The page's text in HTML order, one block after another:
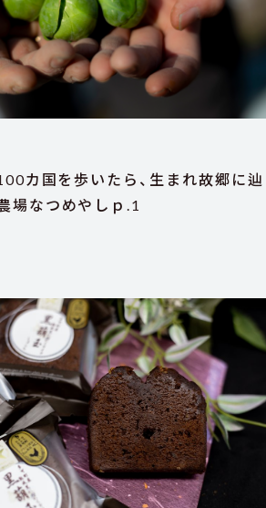
カ国を歩いたら、生まれ故郷に辿
場なつめやしｐ.1